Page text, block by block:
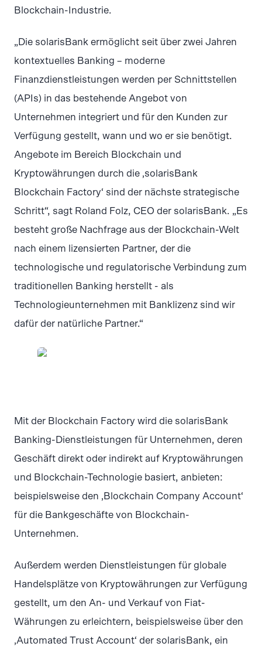
Blockchain-Industrie.
„Die solarisBank ermöglicht seit über zwei Jahren
kontextuelles Banking – moderne
Finanzdienstleistungen werden per Schnittstellen
(APIs) in das bestehende Angebot von
Unternehmen integriert und für den Kunden zur
Verfügung gestellt, wann und wo er sie benötigt.
Angebote im Bereich Blockchain und
Kryptowährungen durch die ‚solarisBank
Blockchain Factory‘ sind der nächste strategische
Schritt“, sagt Roland Folz, CEO der solarisBank. „Es
besteht große Nachfrage aus der Blockchain-Welt
nach einem lizensierten Partner, der die
technologische und regulatorische Verbindung zum
traditionellen Banking herstellt - als
Technologieunternehmen mit Banklizenz sind wir
dafür der natürliche Partner.“
Mit der Blockchain Factory wird die solarisBank
Banking-Dienstleistungen für Unternehmen, deren
Geschäft direkt oder indirekt auf Kryptowährungen
und Blockchain-Technologie basiert, anbieten:
beispielsweise den ‚Blockchain Company Account‘
für die Bankgeschäfte von Blockchain-
Unternehmen.
Außerdem werden Dienstleistungen für globale
Handelsplätze von Kryptowährungen zur Verfügung
gestellt, um den An- und Verkauf von Fiat-
Währungen zu erleichtern, beispielsweise über den
‚Automated Trust Account‘ der solarisBank, ein